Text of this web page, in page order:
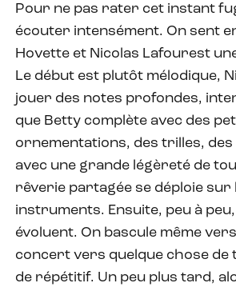
Pour ne pas rater cet instant
écouter intensément. On sent
Hovette et Nicolas Lafourest
Le début est plutôt mélodique,
jouer des notes profondes,
que Betty complète avec des
ornementations, des trilles, des
avec une grande légèreté de
rêverie partagée se déploie sur
instruments. Ensuite, peu à
évoluent. On bascule même
concert vers quelque chose de
de répétitif. Un peu plus tard,